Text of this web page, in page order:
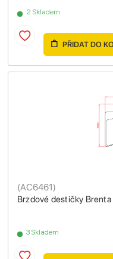
2 Skladem
PŘIDAT DO
Brzdové destičky
(AC6461)
3 Skladem